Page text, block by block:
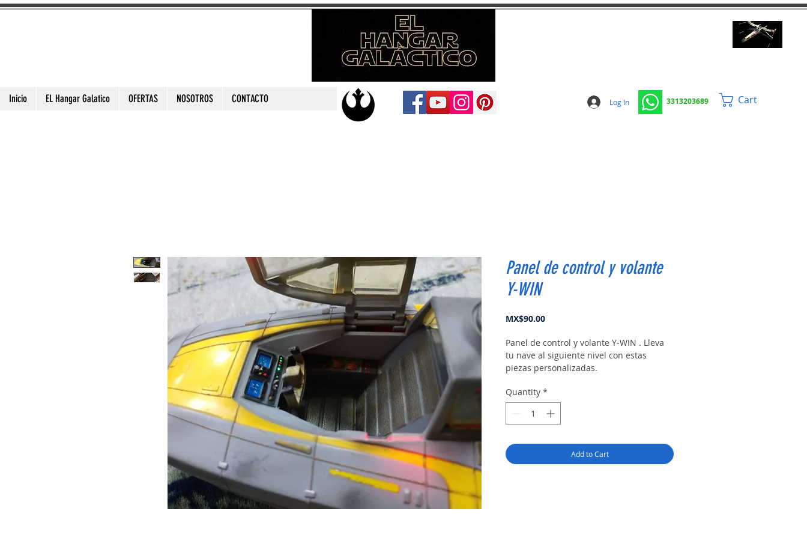
Inicio EL Hangar Galatico OFERTAS NOSOTROS CONTACTO Log In 3313203689 Cart
Panel de control y volante
Y-WIN
MX$90.00Price
Panel de control y volante Y-WIN . Lleva
tu nave al siguiente nivel con estas
piezas personalizadas.
Quantity *
Add to Cart